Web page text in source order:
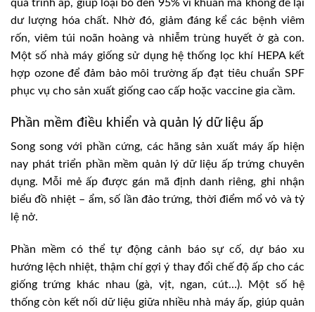
quá trình ấp, giúp loại bỏ đến 95% vi khuẩn mà không để lại
dư lượng hóa chất. Nhờ đó, giảm đáng kể các bệnh viêm
rốn, viêm túi noãn hoàng và nhiễm trùng huyết ở gà con.
Một số nhà máy giống sử dụng hệ thống lọc khí HEPA kết
hợp ozone để đảm bảo môi trường ấp đạt tiêu chuẩn SPF
phục vụ cho sản xuất giống cao cấp hoặc vaccine gia cầm.
Phần mềm điều khiển và quản lý dữ liệu ấp
Song song với phần cứng, các hãng sản xuất máy ấp hiện
nay phát triển phần mềm quản lý dữ liệu ấp trứng chuyên
dụng. Mỗi mẻ ấp được gán mã định danh riêng, ghi nhận
biểu đồ nhiệt – ẩm, số lần đảo trứng, thời điểm mổ vỏ và tỷ
lệ nở.
Phần mềm có thể tự động cảnh báo sự cố, dự báo xu
hướng lệch nhiệt, thậm chí gợi ý thay đổi chế độ ấp cho các
giống trứng khác nhau (gà, vịt, ngan, cút…). Một số hệ
thống còn kết nối dữ liệu giữa nhiều nhà máy ấp, giúp quản